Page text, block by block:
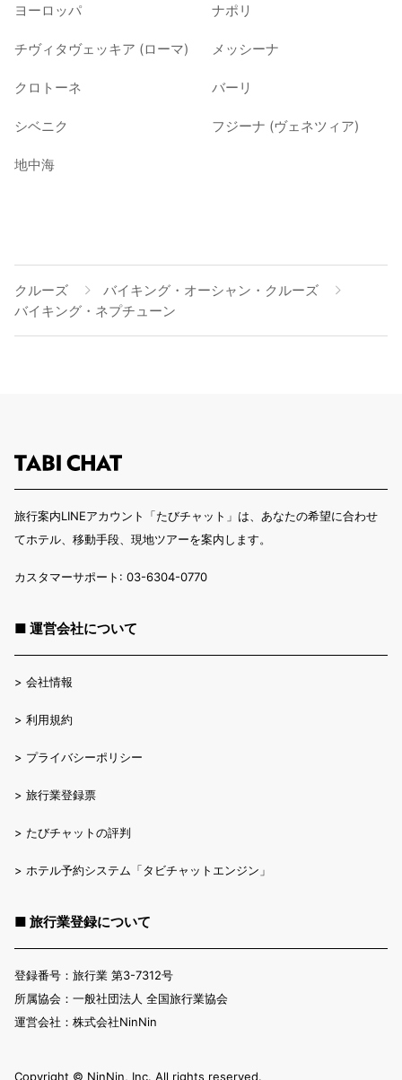
ヨーロッパ ナポリ
チヴィタヴェッキア (ローマ) メッシーナ
クロトーネ バーリ
シベニク フジーナ (ヴェネツィア)
地中海
クルーズ
バイキング・オーシャン・クルーズ
バイキング・ネプチューン
旅行案内LINEアカウント「たびチャット」は、あなたの希望に合わせ
てホテル、移動手段、現地ツアーを案内します。
カスタマーサポート: 03-6304-0770
■ 運営会社について
> 会社情報
> 利用規約
> プライバシーポリシー
> 旅行業登録票
> たびチャットの評判
> ホテル予約システム「タビチャットエンジン」
■ 旅行業登録について
登録番号：旅行業 第3-7312号
所属協会：一般社団法人 全国旅行業協会
運営会社：株式会社NinNin
Copyright ©︎ NinNin, Inc. All rights reserved.